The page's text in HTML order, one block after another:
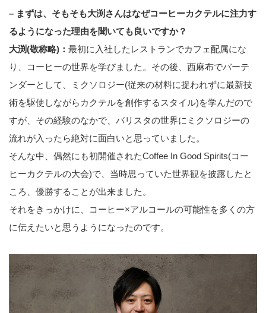
– まずは、そもそも大渕さんはなぜコーヒーカクテルに注力す
るようになった理由を聞いても良いですか？
大渕(敬称略)： 最初に入社したレストランでカフェ配属にな
り、コーヒーの世界を学びました。その後、西麻布でバーテ
ンダーとして、ミクソロジー(従来の材料に捉われずに最新技
術を駆使しながらカクテルを創作するスタイル)を学んだので
すが、その経験のなかで、バリスタの世界にミクソロジーの
流れが入ったら絶対に面白いと思っていました。
そんな中、偶然にも初開催されたCoffee In Good Spirits(コー
ヒーカクテルの大会)で、当時思っていた世界観を披露したと
ころ、優勝することが出来ました。
それをきっかけに、コーヒー×アルコールの可能性を多くの方
に伝えたいと思うようになったのです。